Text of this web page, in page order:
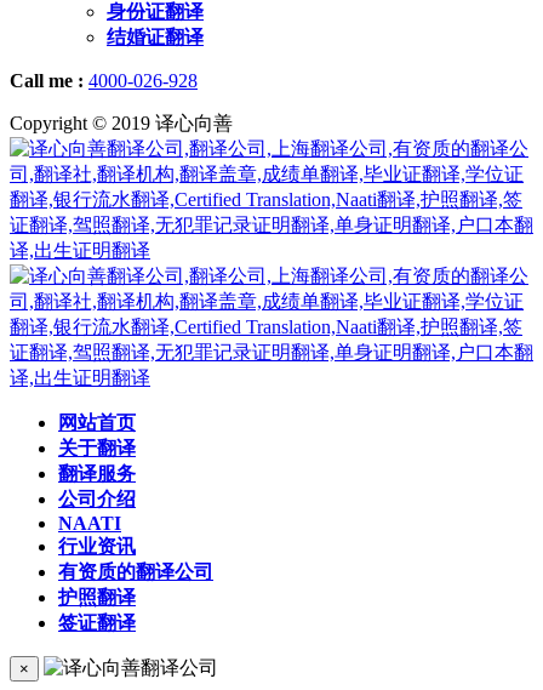
身份证翻译
结婚证翻译
Call me : 4000-026-928
Copyright © 2019 译心向善
网站首页
关于翻译
翻译服务
公司介绍
NAATI
行业资讯
有资质的翻译公司
护照翻译
签证翻译
×